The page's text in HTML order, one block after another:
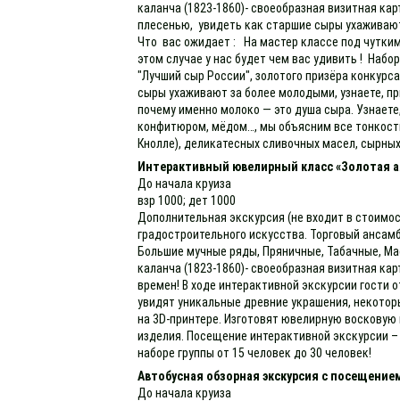
каланча (1823-1860)- своеобразная визитная
плесенью, увидеть как старшие сыры
Что вас ожидает : На мастер классе под
этом случае у нас будет чем вас удивить !
"Лучший сыр России", золотого призёра
сыры ухаживают за более молодыми, узнаете,
почему именно молоко — это душа сыра.
конфитюром, мёдом…, мы объясним все
Кнолле), деликатесных сливочных масел,
Интерактивный ювелирный класс «Золотая
До начала круиза
взр 1000; дет 1000
Дополнительная экскурсия (не входит в
градостроительного искусства. Торговый
Большие мучные ряды, Пряничные, Табачные,
каланча (1823-1860)- своеобразная визитная
времен! В ходе интерактивной экскурсии
увидят уникальные древние украшения,
на 3D-принтере. Изготовят ювелирную
изделия. Посещение интерактивной экскурсии
наборе группы от 15 человек до 30 человек!
Автобусная обзорная экскурсия с
До начала круиза